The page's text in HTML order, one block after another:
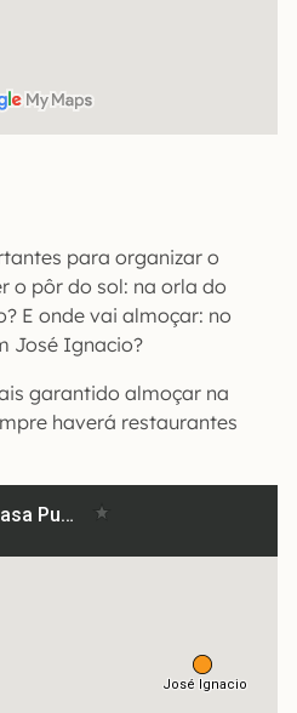
para organizar o
o pôr do sol: na orla do
E onde vai almoçar: no
José Ignacio?
garantido almoçar na
haverá restaurantes